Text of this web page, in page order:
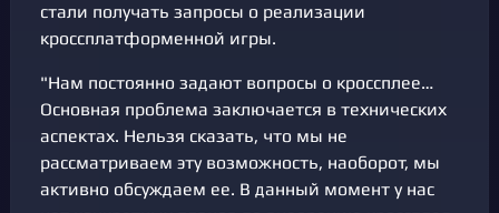
стали получать запросы о реализации
кроссплатформенной игры.
"Нам постоянно задают вопросы о кроссплее…
Основная проблема заключается в технических
аспектах. Нельзя сказать, что мы не
рассматриваем эту возможность, наоборот, мы
активно обсуждаем ее. В данный момент у нас